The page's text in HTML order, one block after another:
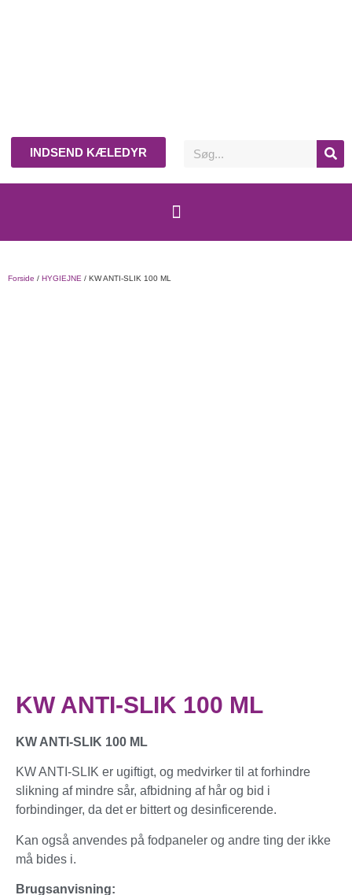
INDSEND KÆLEDYR
Forside / HYGIEJNE / KW ANTI-SLIK 100 ML
KW ANTI-SLIK 100 ML
KW ANTI-SLIK 100 ML
KW ANTI-SLIK er ugiftigt, og medvirker til at forhindre
slikning af mindre sår, afbidning af hår og bid i
forbindinger, da det er bittert og desinficerende.
Kan også anvendes på fodpaneler og andre ting der ikke
må bides i.
Brugsanvisning: